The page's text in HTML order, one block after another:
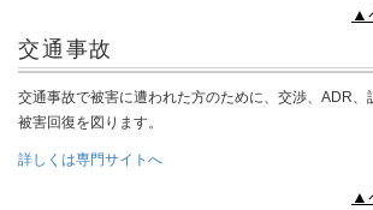
▲
交通事故
交通事故で被害に遭われた方のために、交渉、ADR、
被害回復を図ります。
詳しくは専門サイトへ
▲